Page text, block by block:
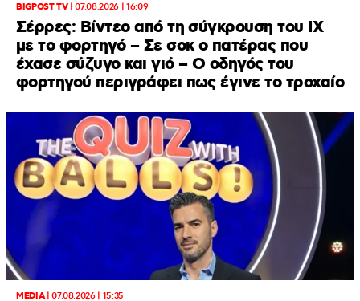
BIGPOST TV|07.08.2026 | 16:09
Σέρρες: Βίντεο από τη σύγκρουση του ΙΧ
με το φορτηγό – Σε σοκ ο πατέρας που
έχασε σύζυγο και γιό – Ο οδηγός του
φορτηγού περιγράφει πως έγινε το τροχαίο
MEDIA|07.08.2026 | 15:35